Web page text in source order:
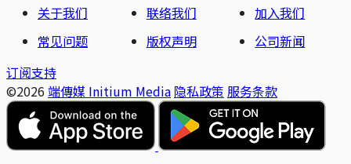
关于我们
联络我们
加入我们
常见问题
版权声明
公司新闻
订阅支持
©2026 端傳媒 Initium Media 隐私政策 服务条款